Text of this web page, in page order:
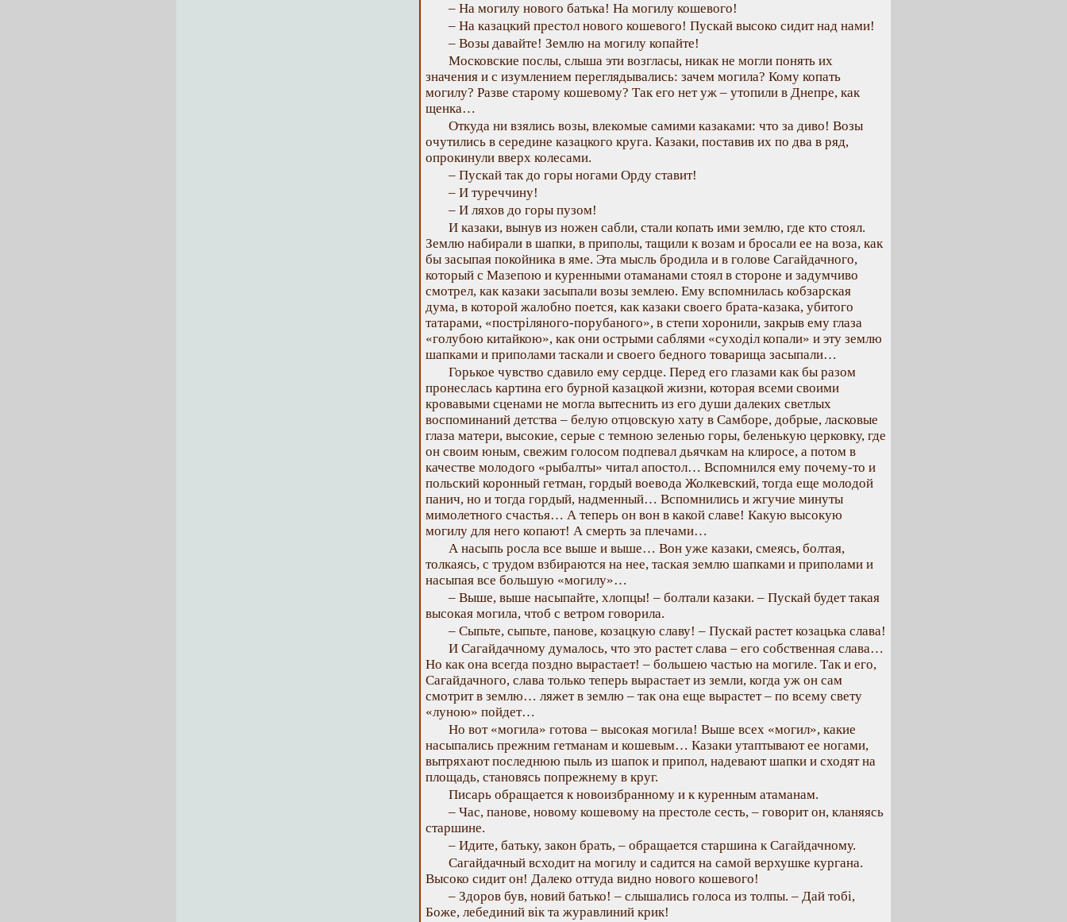
– На могилу нового батька! На могилу кошевого!
– На казацкий престол нового кошевого! Пускай высоко сидит над нами!
– Возы давайте! Землю на могилу копайте!
Московские послы, слыша эти возгласы, никак не могли понять их
значения и с изумлением переглядывались: зачем могила? Кому копать
могилу? Разве старому кошевому? Так его нет уж – утопили в Днепре, как
щенка…
Откуда ни взялись возы, влекомые самими казаками: что за диво! Возы
очутились в середине казацкого круга. Казаки, поставив их по два в ряд,
опрокинули вверх колесами.
– Пускай так до горы ногами Орду ставит!
– И туреччину!
– И ляхов до горы пузом!
И казаки, вынув из ножен сабли, стали копать ими землю, где кто стоял.
Землю набирали в шапки, в приполы, тащили к возам и бросали ее на воза, как
бы засыпая покойника в яме. Эта мысль бродила и в голове Сагайдачного,
который с Мазепою и куренными отаманами стоял в стороне и задумчиво
смотрел, как казаки засыпали возы землею. Ему вспомнилась кобзарская
дума, в которой жалобно поется, как казаки своего брата-казака, убитого
татарами, «постріляного-порубаного», в степи хоронили, закрыв ему глаза
«голубою китайкою», как они острыми саблями «суходіл копали» и эту землю
шапками и приполами таскали и своего бедного товарища засыпали…
Горькое чувство сдавило ему сердце. Перед его глазами как бы разом
пронеслась картина его бурной казацкой жизни, которая всеми своими
кровавыми сценами не могла вытеснить из его души далеких светлых
воспоминаний детства – белую отцовскую хату в Самборе, добрые, ласковые
глаза матери, высокие, серые с темною зеленью горы, беленькую церковку, где
он своим юным, свежим голосом подпевал дьячкам на клиросе, а потом в
качестве молодого «рыбалты» читал апостол… Вспомнился ему почему-то и
польский коронный гетман, гордый воевода Жолкевский, тогда еще молодой
панич, но и тогда гордый, надменный… Вспомнились и жгучие минуты
мимолетного счастья… А теперь он вон в какой славе! Какую высокую
могилу для него копают! А смерть за плечами…
А насыпь росла все выше и выше… Вон уже казаки, смеясь, болтая,
толкаясь, с трудом взбираются на нее, таская землю шапками и приполами и
насыпая все большую «могилу»…
– Выше, выше насыпайте, хлопцы! – болтали казаки. – Пускай будет такая
высокая могила, чтоб с ветром говорила.
– Сыпьте, сыпьте, панове, козацкую славу! – Пускай растет козацька слава!
И Сагайдачному думалось, что это растет слава – его собственная слава…
Но как она всегда поздно вырастает! – большею частью на могиле. Так и его,
Сагайдачного, слава только теперь вырастает из земли, когда уж он сам
смотрит в землю… ляжет в землю – так она еще вырастет – по всему свету
«луною» пойдет…
Но вот «могила» готова – высокая могила! Выше всех «могил», какие
насыпались прежним гетманам и кошевым… Казаки утаптывают ее ногами,
вытряхают последнюю пыль из шапок и припол, надевают шапки и сходят на
площадь, становясь попрежнему в круг.
Писарь обращается к новоизбранному и к куренным атаманам.
– Час, панове, новому кошевому на престоле сесть, – говорит он, кланяясь
старшине.
– Идите, батьку, закон брать, – обращается старшина к Сагайдачному.
Сагайдачный всходит на могилу и садится на самой верхушке кургана.
Высоко сидит он! Далеко оттуда видно нового кошевого!
– Здоров був, новий батько! – слышались голоса из толпы. – Дай тобі,
Боже, лебединий вік та журавлиний крик!